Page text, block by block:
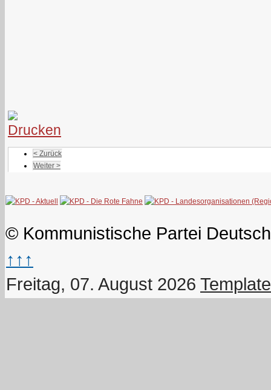
< Zurück
Weiter >
© Kommunistische Partei
↑↑↑
Freitag, 07. August 2026